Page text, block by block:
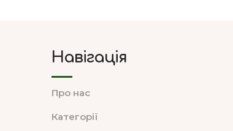
Навігація
Про нас
Категорії